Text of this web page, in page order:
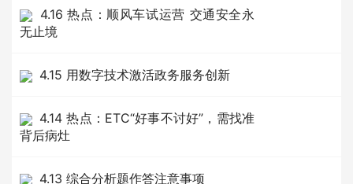
4.16 热点：顺风车试运营 交通安全永
无止境
4.15 用数字技术激活政务服务创新
4.14 热点：ETC“好事不讨好”，需找准
背后病灶
4.13 综合分析题作答注意事项